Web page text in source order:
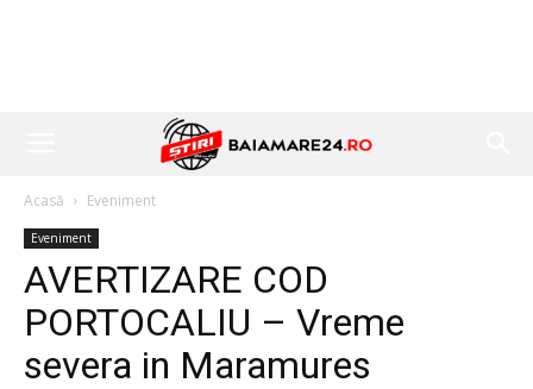
Acasă Eveniment
Eveniment
AVERTIZARE COD
PORTOCALIU – Vreme
severa in Maramures